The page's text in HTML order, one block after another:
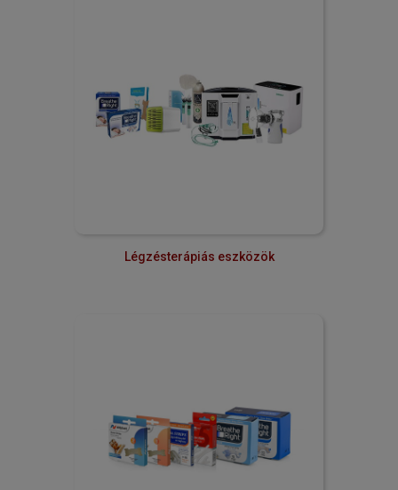
Légzésterápiás eszközök